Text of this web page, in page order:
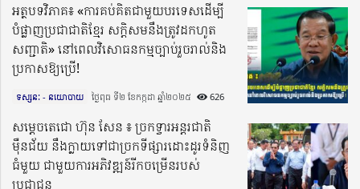
អត្ថបទវិភាគ៖ «ការគប់គិតជាមួយបរទេសដើម្បី
បំផ្លាញប្រជាជាតិខ្មែរ សក្តិសមនឹងត្រូវដកហូត
សញ្ជាតិ» នៅពេលវិសោធនកម្មច្បាប់រួចរាល់និង
ប្រកាសឱ្យប្រើ!
ទស្សនៈ - នយោបាយ ថ្ងៃពុធ ទី២ ខែកក្កដា ឆ្នាំ២០២៥​ 626
សម្ដេចតេជោ ហ៊ុន សែន ៖ ច្រកទ្វារអន្តរជាតិ
ម៉ឺនជ័យ នឹងក្លាយទៅជាច្រកទីផ្សារដោះដូរទំនិញ
ធំមួយ ជាមួយការអភិវឌ្ឍន៍រីកចម្រើនរបស់
ប្រជាជន